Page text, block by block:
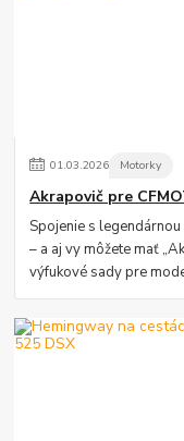
01.03.2026 Motorky
Akrapovič pre
Spojenie s
– a aj vy môžete mať
výfukové sady pre